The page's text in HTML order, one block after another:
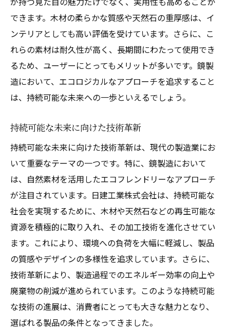
できます。木材の柔らかな質感や天然石の重厚感は、イ
ンテリアとしても高い評価を受けています。さらに、こ
れらの素材は耐久性が高く、長期間にわたって使用でき
るため、ユーザーにとってもメリットが多いです。鏡製
造において、エコロジカルなアプローチを追求すること
は、持続可能な未来への一歩といえるでしょう。
持続可能な未来に向けた技術革新
持続可能な未来に向けた技術革新は、現代の製造業にお
いて重要なテーマの一つです。特に、鏡製造において
は、自然素材を活用したエコフレンドリーなアプローチ
が注目されています。日建工業株式会社は、持続可能な
社会を実現するために、木材や天然石などの再生可能な
資源を積極的に取り入れ、その加工技術を進化させてい
ます。これにより、環境への負荷を大幅に軽減し、製品
の質感やデザインの多様性を追求しています。さらに、
技術革新により、製造過程でのエネルギー効率の向上や
廃棄物の削減が進められています。このような持続可能
な技術の進展は、消費者にとっても大きな魅力となり、
選ばれる製品の条件となってきました。